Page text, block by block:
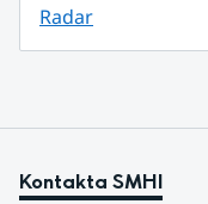
Radar
Kontakta SMHI